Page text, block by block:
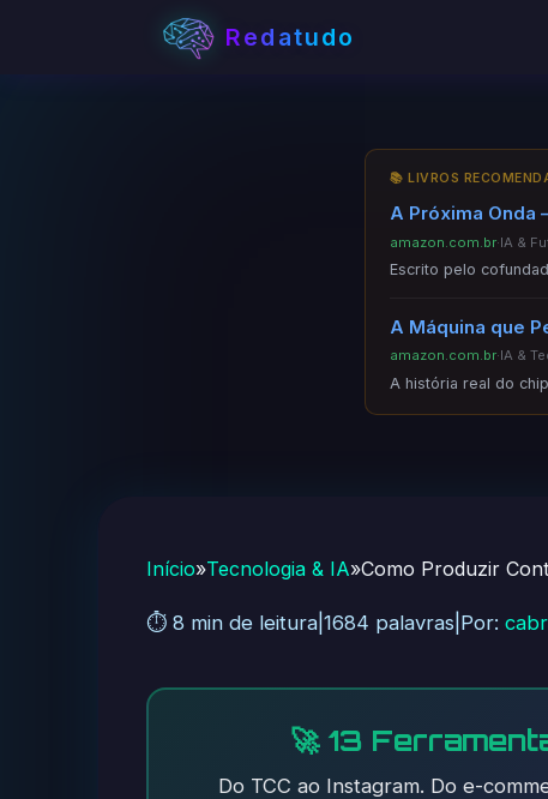
Redatudo
📚 LIVROS
A Próxima
amazon.com.br·IA &
Escrito pelo
A Máquina que
amazon.com.br·IA &
A história real do
Início»Tecnologia & IA»Como Produzir
⏱️ 8 min de leitura 1684 palavras Por:
🚀 13
Do TCC ao Instagram. Do e-